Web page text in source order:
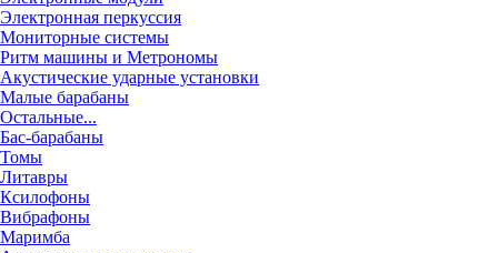
Электронная перкуссия
Мониторные системы
Ритм машины и Метрономы
Акустические ударные установки
Малые барабаны
Остальные...
Бас-барабаны
Томы
Литавры
Ксилофоны
Вибрафоны
Маримба